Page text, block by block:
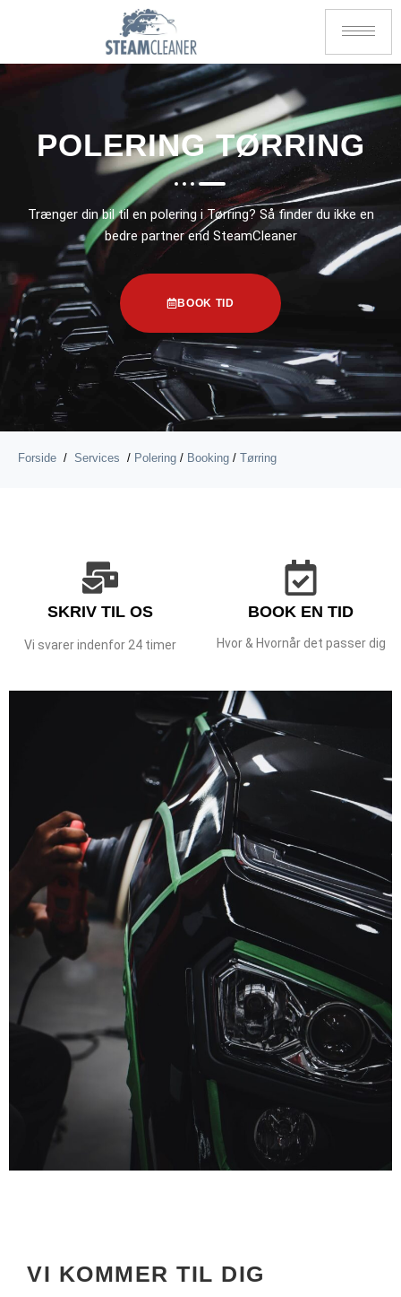
POLERING TØRRING
Trænger din bil til en polering i Tørring? Så finder du ikke en
bedre partner end SteamCleaner
BOOK TID
Forside / Services / Polering / Booking / Tørring
SKRIV TIL OS
Vi svarer indenfor 24 timer
BOOK EN TID
Hvor & Hvornår det passer dig
VI KOMMER TIL DIG